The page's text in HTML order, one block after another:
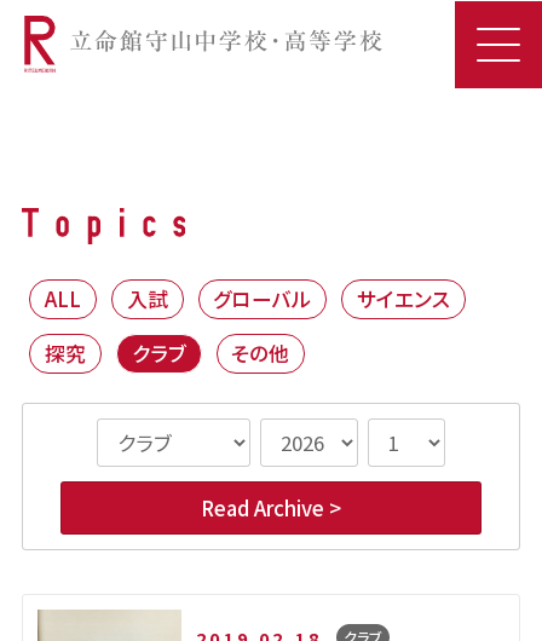
ALL 入試 グローバル
サイエンス
探究
クラブ その他
Read Archive >
クラブ